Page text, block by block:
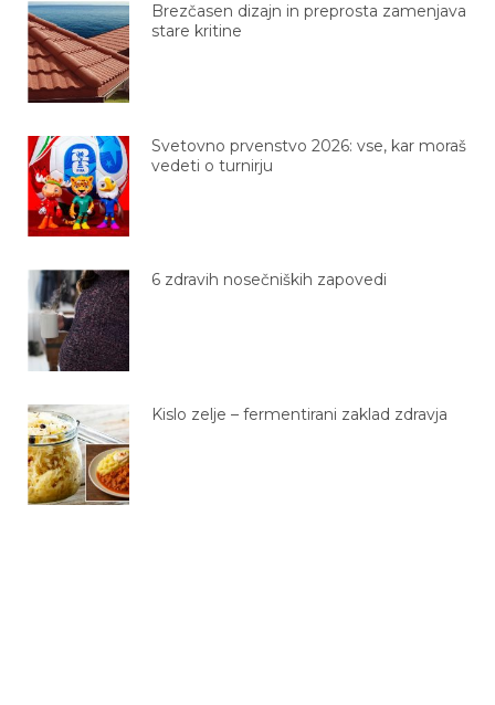
Brezčasen dizajn in preprosta zamenjava
stare kritine
Svetovno prvenstvo 2026: vse, kar moraš
vedeti o turnirju
6 zdravih nosečniških zapovedi
Kislo zelje – fermentirani zaklad zdravja